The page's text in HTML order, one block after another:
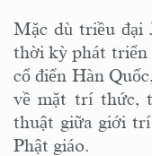
Mặc dù triều đại
thời kỳ phát triển
cổ điển Hàn
về mặt trí thức,
thuật giữa giới
Phật giáo.